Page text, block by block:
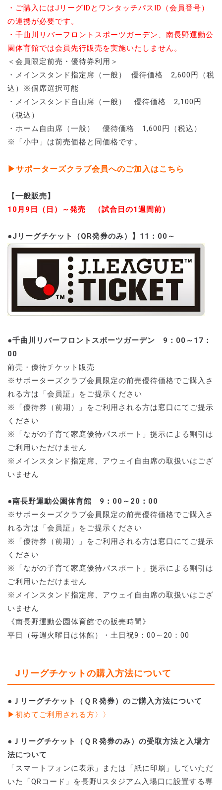
・ご購入にはJリーグIDとワンタッチパスID（会員番号）
の連携が必要です。
・千曲川リバーフロントスポーツガーデン、南長野運動公
園体育館では会員先行販売を実施いたしません。
＜会員限定前売・優待券利用＞
・メインスタンド指定席（一般） 優待価格 2,600円（税
込）※個席選択可能
・メインスタンド自由席（一般） 優待価格 2,100円
（税込）
・ホーム自由席（一般） 優待価格 1,600円（税込）
※「小中」は前売価格と同価格です。
▶サポーターズクラブ会員へのご加入はこちら
【一般販売】
10月9日（日）～発売 （試合日の1週間前）
●Jリーグチケット（QR発券のみ）】11：00～
●千曲川リバーフロントスポーツガーデン 9：00～17：
00
前売・優待チケット販売
※サポーターズクラブ会員限定の前売優待価格でご購入さ
れる方は「会員証」をご提示ください
※「優待券（前期）」をご利用される方は窓口にてご提示
ください
※「ながの子育て家庭優待パスポート」提示による割引は
ご利用いただけません
※メインスタンド指定席、アウェイ自由席の取扱いはござ
いません
●南長野運動公園体育館 9：00～20：00
※サポーターズクラブ会員限定の前売優待価格でご購入さ
れる方は「会員証」をご提示ください
※「優待券（前期）」をご利用される方は窓口にてご提示
ください
※「ながの子育て家庭優待パスポート」提示による割引は
ご利用いただけません
※メインスタンド指定席、アウェイ自由席の取扱いはござ
いません
《南長野運動公園体育館での販売時間》
平日（毎週火曜日は休館）・土日祝9：00～20：00
Jリーグチケットの購入方法について
●Ｊリーグチケット（ＱＲ発券）のご購入方法について
▶初めてご利用される方〉〉
●Ｊリーグチケット（ＱＲ発券のみ）の受取方法と入場方
法について
「スマートフォンに表示」または「紙に印刷」していただ
いた「QRコード」を長野Uスタジアム入場口に設置する専